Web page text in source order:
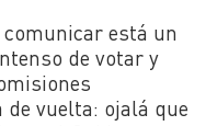
está un
de votar y
vuelta: ojalá que